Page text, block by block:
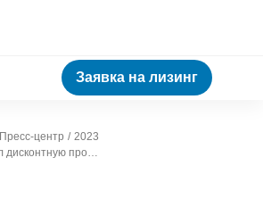
Заявка на лизинг
Пресс-центр
2023
СберЛизинг расширил дисконтную программу по технике UMG